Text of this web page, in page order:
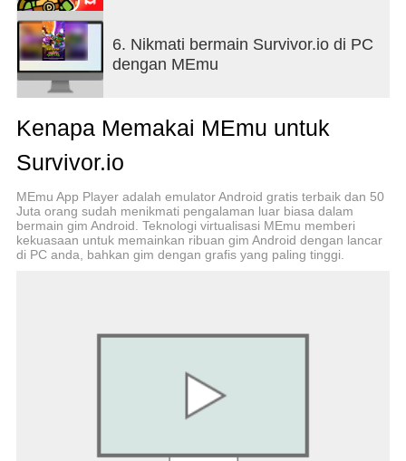
of Viacom Overseas Holdings C.V. Nickelodeon
and all related titles and logos are trademarks of
Viacom International Inc.6. Nikmati bermain Survivor.io di PC
dengan MEmu
Kenapa Memakai MEmu untuk
Survivor.io
MEmu App Player adalah emulator Android gratis terbaik dan 50
Juta orang sudah menikmati pengalaman luar biasa dalam
bermain gim Android. Teknologi virtualisasi MEmu memberi
kekuasaan untuk memainkan ribuan gim Android dengan lancar
di PC anda, bahkan gim dengan grafis yang paling tinggi.